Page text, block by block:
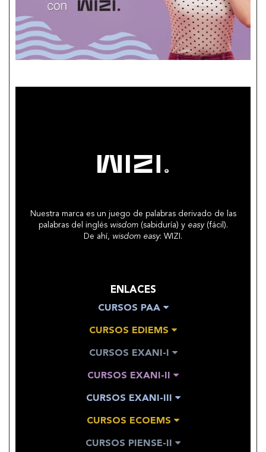
Nuestra marca es un juego de palabras derivado de las
palabras del inglés wisdom(sabiduría) y easy(fácil).
De ahí, wisdom easy: WIZI.
ENLACES
CURSOS PAA
CURSOS EDIEMS
CURSOS EXANI-I
CURSOS EXANI-II
CURSOS EXANI-III
CURSOS ECOEMS
CURSOS PIENSE-II